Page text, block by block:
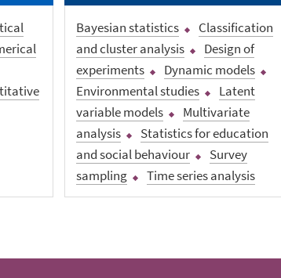
Bayesian statistics
Classification
and cluster analysis
Design of
experiments
Dynamic models
Environmental studies
Latent
variable models
Multivariate
analysis
Statistics for education
and social behaviour
Survey
sampling
Time series analysis